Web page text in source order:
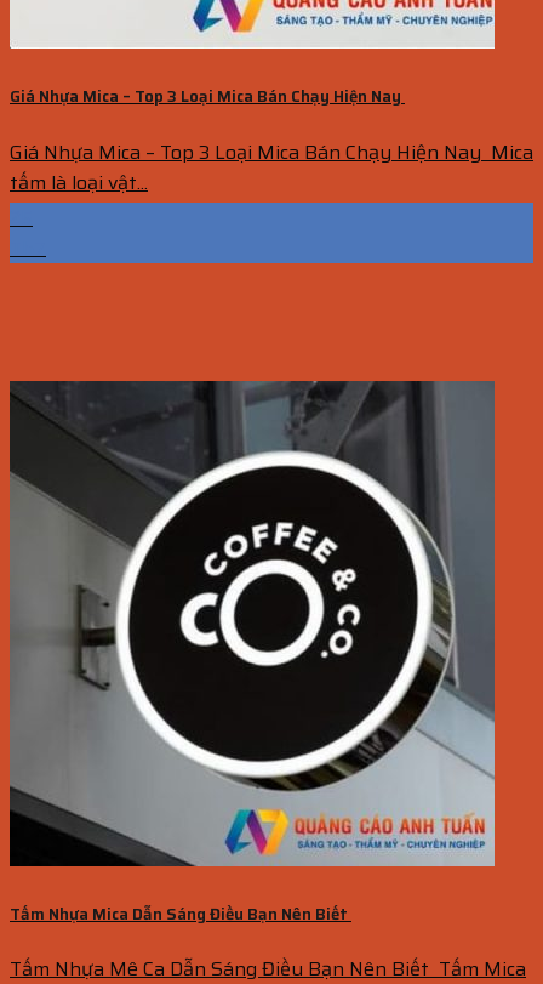
Giá Nhựa Mica – Top 3 Loại Mica Bán Chạy Hiện Nay
Giá Nhựa Mica – Top 3 Loại Mica Bán Chạy Hiện Nay Mica
tấm là loại vật...
25
Th7
Tấm Nhựa Mica Dẫn Sáng Điều Bạn Nên Biết
Tấm Nhựa Mê Ca Dẫn Sáng Điều Bạn Nên Biết Tấm Mica